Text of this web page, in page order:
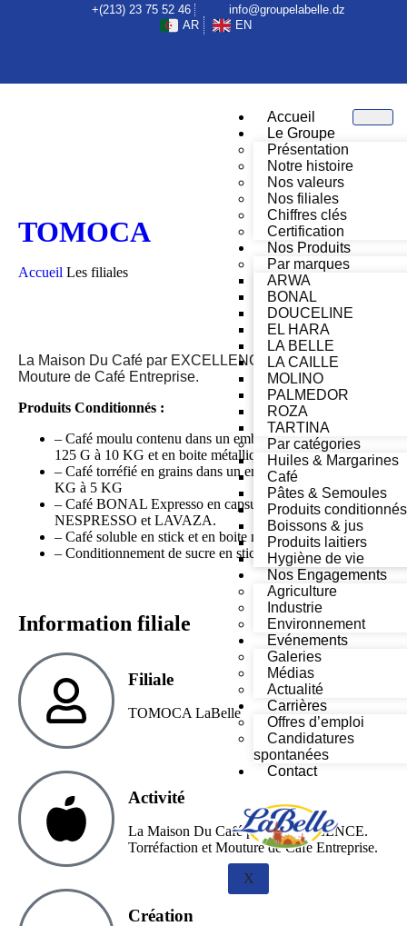
+(213) 23 75 52 46
info@groupelabelle.dz
AR
EN
Accueil
Le Groupe
Présentation
Notre histoire
Nos valeurs
Nos filiales
Chiffres clés
Certification
Nos Produits
Par marques
ARWA
BONAL
DOUCELINE
EL HARA
LA BELLE
LA CAILLE
MOLINO
PALMEDOR
ROZA
TARTINA
Par catégories
Huiles & Margarines
Café
Pâtes & Semoules
Produits conditionnés
Boissons & jus
Produits laitiers
Hygiène de vie
Nos Engagements
Agriculture
Industrie
Environnement
Evénements
Galeries
Médias
Actualité
Carrières
Offres d’emploi
Candidatures
spontanées
Contact
X
TOMOCA
Accueil Les filiales
La Maison Du Café par EXCELLENCE. Torréfaction et
Mouture de Café Entreprise.
Produits Conditionnés :
– Café moulu contenu dans un emballage en triplex de
125 G à 10 KG et en boite métallique de 250 GR.
– Café torréfié en grains dans un emballage en triplex de 1
KG à 5 KG
– Café BONAL Expresso en capsules compatibles
NESPRESSO et LAVAZA.
– Café soluble en stick et en boite métallique.
– Conditionnement de sucre en stick.
Information filiale
Filiale
TOMOCA LaBelle
Activité
La Maison Du Café par EXCELLENCE.
Torréfaction et Mouture de Café Entreprise.
Création